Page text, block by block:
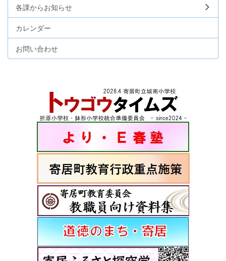
各課からお知らせ
カレンダー
お問い合わせ